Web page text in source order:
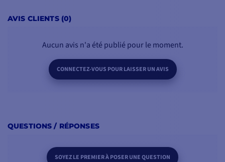
AVIS CLIENTS (0)
Aucun avis n'a été publié pour le moment.
CONNECTEZ-VOUS POUR LAISSER UN AVIS
QUESTIONS / RÉPONSES
SOYEZ LE PREMIER À POSER UNE QUESTION